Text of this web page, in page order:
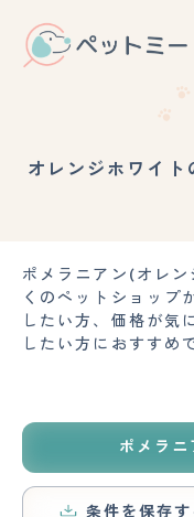
オレンジホワイト
ポメラニアン(オレ
くのペットショップ
したい方、価格が気
したい方におすすめ
ポメラ
条件を保存す